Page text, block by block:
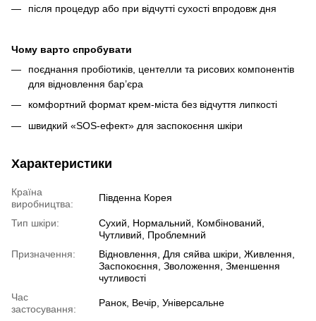
після процедур або при відчутті сухості впродовж дня
Чому варто спробувати
поєднання пробіотиків, центелли та рисових компонентів
для відновлення бар’єра
комфортний формат крем-міста без відчуття липкості
швидкий «SOS-ефект» для заспокоєння шкіри
Характеристики
Країна
виробництва:
Південна Корея
Тип шкіри:
Сухий, Нормальний, Комбінований,
Чутливий, Проблемний
Призначення:
Відновлення, Для сяйва шкіри, Живлення,
Заспокоєння, Зволоження, Зменшення
чутливості
Час
застосування:
Ранок, Вечір, Універсальне